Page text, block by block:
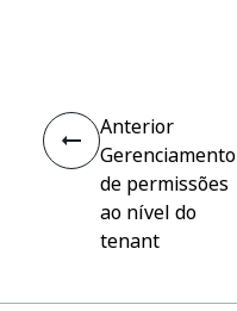
Anterior
Gerenciamento
de permissões
ao nível do
tenant